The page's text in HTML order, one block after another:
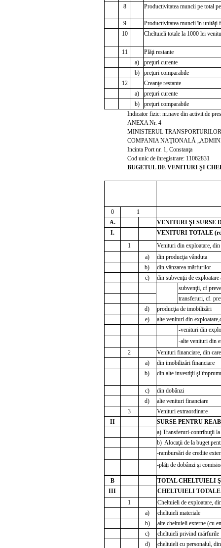
8
Productivitatea muncii pe total
9
Productivitatea muncii în unităţi
10
Cheltuieli totale la 1000 lei
11
Plăţi restante
a)
preţuri curente
b)
preţuri comparabile
12
Creanţe restante
a)
preţuri curente
b)
preţuri comparabile
Indicator fizic: nr.nave din activit.de
ANEXA Nr. 4
MINISTERUL
COMPANIA NAŢIONALĂ
Incinta Port nr. 1, Constanţa
Cod unic de înregistrare: 11062831
BUGETUL DE VENITURI ŞI
0
1
A.
VENITURI ŞI SURSE
I.
VENITURI TOTALE
1
Venituri din exploatare, din
a)
din producţia vânduta
b)
din vânzarea mărfurilor
c)
din subvenţii de exploatare
subvenţii, cf
transferuri, cf.
d)
producţia de imobilizări
e)
alte venituri din
-venituri din
-alte venituri din
2
Venituri financiare, din
a)
din imobilizări financiare
b)
din alte investiţii şi
c)
din dobânzi
d)
alte venituri financiare
3
Venituri extraordinare
II
SURSE PENTRU
a) Transferuri-contribuţii la
b) Alocaţii de la buget
-rambursări de credite
-plăţi de dobânzi şi
B
TOTAL CHELTUIELI
III
CHELTUIELI TOTALE
1
Cheltuieli de exploatare,
a)
cheltuieli materiale
b)
alte cheltuieli externe (cu
c)
cheltuieli privind mărfurile
d)
cheltuieli cu personalul,